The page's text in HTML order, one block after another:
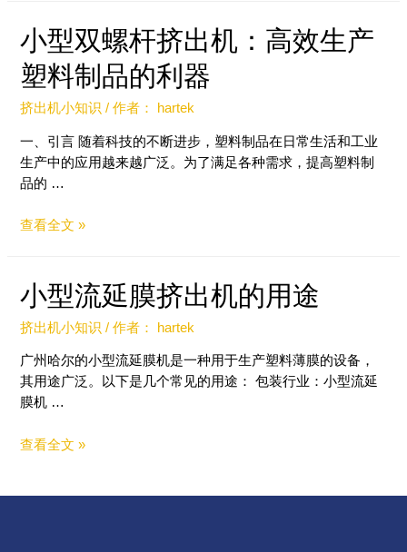
小型双螺杆挤出机：高效生产
塑料制品的利器
挤出机小知识 / 作者： hartek
一、引言 随着科技的不断进步，塑料制品在日常生活和工业
生产中的应用越来越广泛。为了满足各种需求，提高塑料制
品的 …
查看全文 »
小型流延膜挤出机的用途
挤出机小知识 / 作者： hartek
广州哈尔的小型流延膜机是一种用于生产塑料薄膜的设备，
其用途广泛。以下是几个常见的用途： 包装行业：小型流延
膜机 …
查看全文 »